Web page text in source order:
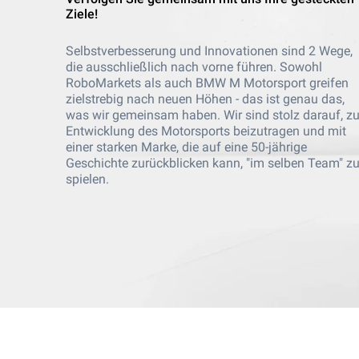
Ziele!
Selbstverbesserung und Innovationen sind 2 Wege,
die ausschließlich nach vorne führen. Sowohl
RoboMarkets als auch BMW M Motorsport greifen
zielstrebig nach neuen Höhen - das ist genau das,
was wir gemeinsam haben. Wir sind stolz darauf,
Entwicklung des Motorsports beizutragen und mit
einer starken Marke, die auf eine 50-jährige
Geschichte zurückblicken kann, "im selben Team" zu
spielen.